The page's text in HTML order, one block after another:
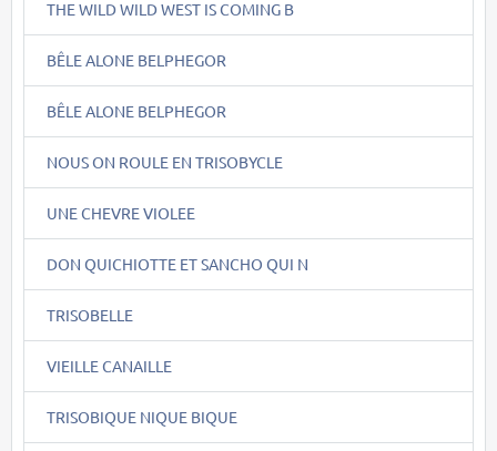
THE WILD WILD WEST IS COMING B
BÊLE ALONE BELPHEGOR
BÊLE ALONE BELPHEGOR
NOUS ON ROULE EN TRISOBYCLE
UNE CHEVRE VIOLEE
DON QUICHIOTTE ET SANCHO QUI N
TRISOBELLE
VIEILLE CANAILLE
TRISOBIQUE NIQUE BIQUE